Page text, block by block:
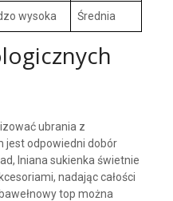
wysoka Średnia
ubrania z
jest odpowiedni dobór
lniana sukienka świetnie
nadając całości
top można